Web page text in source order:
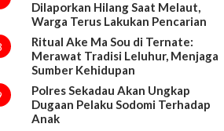
Dilaporkan Hilang Saat Melaut,
Warga Terus Lakukan Pencarian
Ritual Ake Ma Sou di Ternate:
Merawat Tradisi Leluhur, Menjaga
Sumber Kehidupan
Polres Sekadau Akan Ungkap
Dugaan Pelaku Sodomi Terhadap
Anak